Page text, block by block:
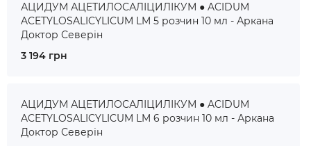
АЦИДУМ АЦЕТИЛОСАЛІЦИЛІКУМ ● ACIDUM
ACETYLOSALICYLICUM LM 5 розчин 10 мл - Аркана
Доктор Северін
3 194 грн
АЦИДУМ АЦЕТИЛОСАЛІЦИЛІКУМ ● ACIDUM
ACETYLOSALICYLICUM LM 6 розчин 10 мл - Аркана
Доктор Северін